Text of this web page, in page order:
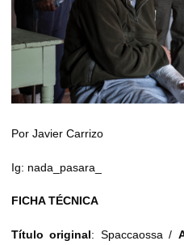
Por Javier Carrizo
Ig: nada_pasara_
FICHA TÉCNICA
Título original: Spaccaossa /